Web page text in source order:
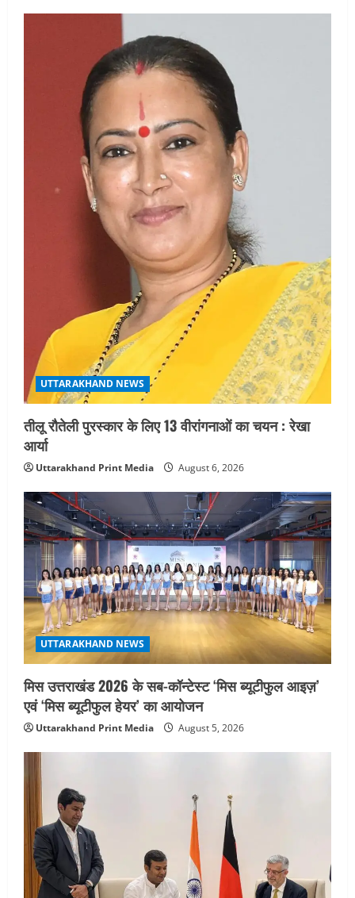
ब्यूटीफुल आइज़’ एवं ‘मिस ब्यूटीफुल हेयर’ का
August 5, 2026
3
UTTARAKHAND NEWS
एमआईटी वर्ल्ड पीस यूनिवर्सिटी और जर्मनी के
बीएसबीआई के बीच समझौता; भारतीय छात्रों
को मिलेंगे वैश्विक अवसर
August 5, 2026
STATES NEWS
महाराज की राजस्थान के मुख्यमंत्री से
शिष्टाचार भेंट पर्यटन और सांस्कृतिक
गतिविधियों के विस्तार पर हुई चर्चा
August 4, 2026
5
UTTARAKHAND NEWS
नोमुरा रिपोर्ट: जंग के कारण भारत को हर वर्ष
₹14.15 लाख करोड़ का नुकसान, जो देश की
जीडीपी का 4.3% के बराबर
August 3, 2026
UTTARAKHAND NEWS
तीलू रौतेली पुरस्कार के लिए 13 वीरांगनाओं का चयन : रेखा
आर्या
Uttarakhand Print Media August 6, 2026
UTTARAKHAND NEWS
मिस उत्तराखंड 2026 के सब-कॉन्टेस्ट ‘मिस ब्यूटीफुल आइज़’
एवं ‘मिस ब्यूटीफुल हेयर’ का आयोजन
Uttarakhand Print Media August 5, 2026